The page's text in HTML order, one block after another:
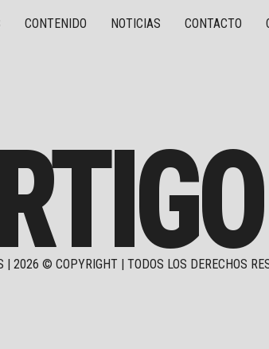
CONTENIDO NOTICIAS CONTACTO
| 2026 © COPYRIGHT | TODOS LOS DERECHOS